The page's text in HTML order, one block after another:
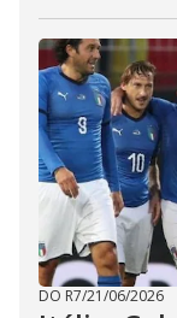
DO R7/21/06/2026